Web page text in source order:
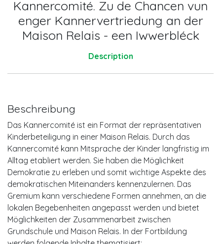
Kannercomité. Zu de Chancen vun
enger Kannervertriedung an der
Maison Relais - een Iwwerbléck
Description
Beschreibung
Das Kannercomité ist ein Format der repräsentativen
Kinderbeteiligung in einer Maison Relais. Durch das
Kannercomité kann Mitsprache der Kinder langfristig im
Alltag etabliert werden. Sie haben die Möglichkeit
Demokratie zu erleben und somit wichtige Aspekte des
demokratischen Miteinanders kennenzulernen. Das
Gremium kann verschiedene Formen annehmen, an die
lokalen Begebenheiten angepasst werden und bietet
Möglichkeiten der Zusammenarbeit zwischen
Grundschule und Maison Relais. In der Fortbildung